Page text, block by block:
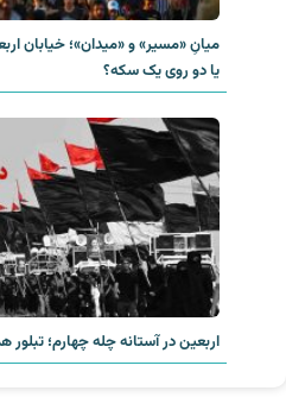
میانِ «مسیر» و «میدان»؛ خیابان
یا دو روی یک سکه؟‌
اربعین در آستانه چله چهارم؛